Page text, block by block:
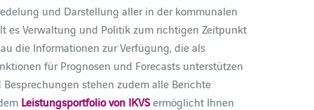
und Darstellung aller in der kommunalen
es Verwaltung und Politik zum richtigen Zeitpunkt
die Informationen zur Verfügung, die als
für Prognosen und Forecasts unterstützen
stehen zudem alle Berichte
Leistungsportfolio von IKVSermöglicht Ihnen